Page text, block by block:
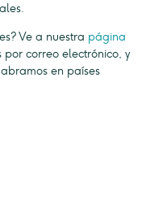
Ve a nuestra página
correo electrónico, y
en países